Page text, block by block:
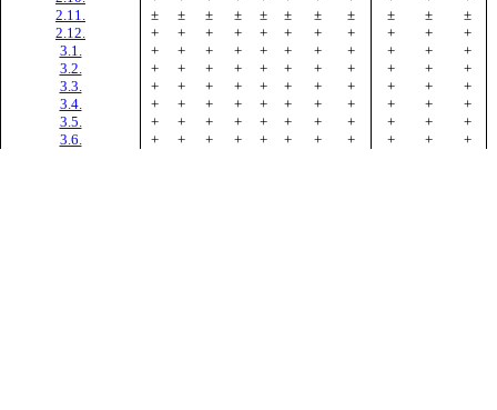
2.11.
± ± ± ± ± ± ± ± ± ± ±
2.12.
+ + + + + + + + + + +
3.1.
+ + + + + + + + + + +
3.2.
+ + + + + + + + + + +
3.3.
+ + + + + + + + + + +
3.4.
+ + + + + + + + + + +
3.5.
+ + + + + + + + + + +
3.6.
+ + + + + + + + + + +